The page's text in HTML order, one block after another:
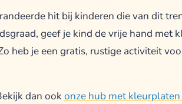
hit bij kinderen die van dit
geef je kind de vrije hand met
heb je een gratis, rustige activiteit
dan ook onze hub met